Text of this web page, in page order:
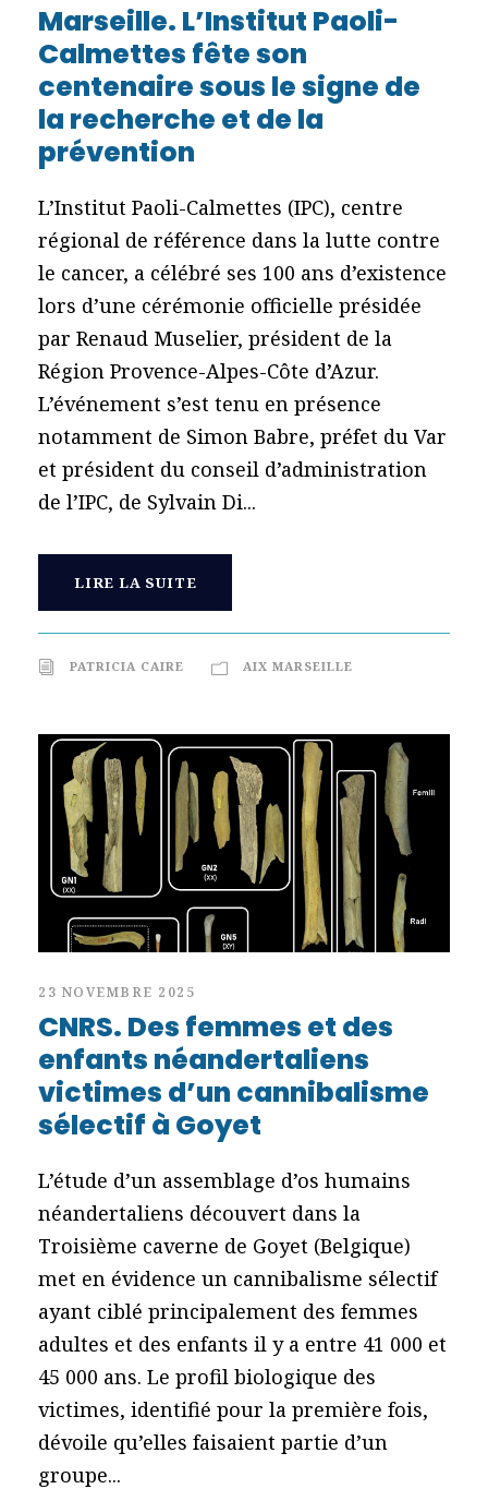
Marseille. L’Institut Paoli-
Calmettes fête son
centenaire sous le signe de
la recherche et de la
prévention
L’Institut Paoli-Calmettes (IPC), centre
régional de référence dans la lutte contre
le cancer, a célébré ses 100 ans d’existence
lors d’une cérémonie officielle présidée
par Renaud Muselier, président de la
Région Provence-Alpes-Côte d’Azur.
L’événement s’est tenu en présence
notamment de Simon Babre, préfet du Var
et président du conseil d’administration
de l’IPC, de Sylvain Di...
LIRE LA SUITE
PATRICIA CAIRE AIX MARSEILLE
23 NOVEMBRE 2025
CNRS. Des femmes et des
enfants néandertaliens
victimes d’un cannibalisme
sélectif à Goyet
L’étude d’un assemblage d’os humains
néandertaliens découvert dans la
Troisième caverne de Goyet (Belgique)
met en évidence un cannibalisme sélectif
ayant ciblé principalement des femmes
adultes et des enfants il y a entre 41 000 et
45 000 ans. Le profil biologique des
victimes, identifié pour la première fois,
dévoile qu’elles faisaient partie d’un
groupe...